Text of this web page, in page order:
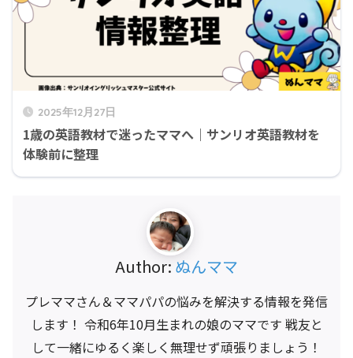
2025年12月27日
1歳の英語教材で迷ったママへ｜サンリオ英語教材を
体験前に整理
Author: ぬんママ
プレママさん＆ママパパの悩みを解決する情報を発信
します！ 令和6年10月生まれの娘のママです 戦友と
して一緒にゆるく楽しく無理せず頑張りましょう！